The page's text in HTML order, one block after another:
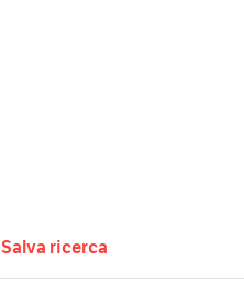
Salva ricerca